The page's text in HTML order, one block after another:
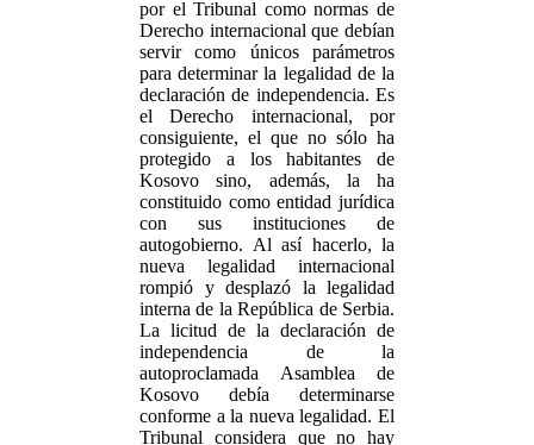
por el Tribunal como normas de
Derecho internacional que debían
servir como únicos parámetros
para determinar la legalidad de la
declaración de independencia. Es
el Derecho internacional, por
consiguiente, el que no sólo ha
protegido a los habitantes de
Kosovo sino, además, la ha
constituido como entidad jurídica
con sus instituciones de
autogobierno. Al así hacerlo, la
nueva legalidad internacional
rompió y desplazó la legalidad
interna de la República de Serbia.
La licitud de la declaración de
independencia de la
autoproclamada Asamblea de
Kosovo debía determinarse
conforme a la nueva legalidad. El
Tribunal considera que no hay